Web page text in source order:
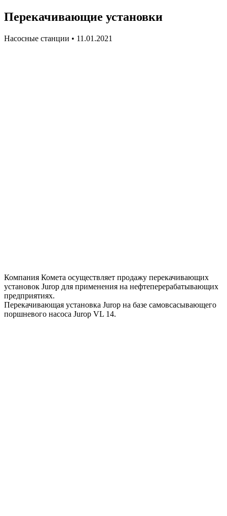
Перекачивающие установки
Насосные станции • 11.01.2021
Компания Комета осуществляет продажу перекачивающих
установок Jurop для применения на нефтеперерабатывающих
предприятиях.
Перекачивающая установка Jurop на базе самовсасывающего
поршневого насоса Jurop VL 14.